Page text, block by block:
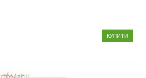
КУПИТИ